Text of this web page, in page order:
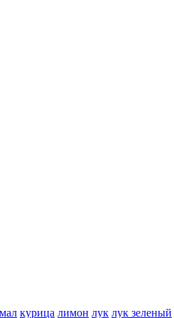
курица лимон лук лук зеленый